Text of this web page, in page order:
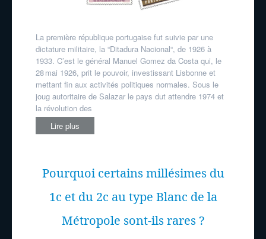
La première république portugaise fut suivie par une
dictature militaire, la “Ditadura Nacional“, de 1926 à
1933. C’est le général Manuel Gomez da Costa qui, le
28 mai 1926, prit le pouvoir, investissant Lisbonne et
mettant fin aux activités politiques normales. Sous le
joug autoritaire de Salazar le pays dut attendre 1974 et
la révolution des
Lire plus
Pourquoi certains millésimes du
1c et du 2c au type Blanc de la
Métropole sont-ils rares ?